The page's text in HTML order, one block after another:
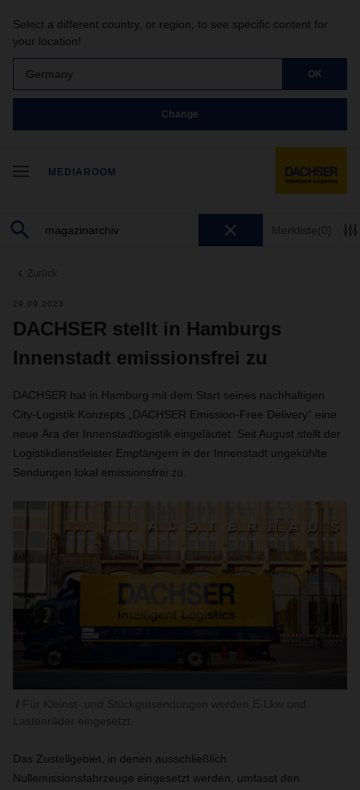
Select a different country, or region, to see specific content for
your location!
Germany OK
Change
MEDIAROOM
Merkliste(0)
Zurück
29.09.2023
DACHSER stellt in Hamburgs
Innenstadt emissionsfrei zu
DACHSER hat in Hamburg mit dem Start seines nachhaltigen
City-Logistik Konzepts „DACHSER Emission-Free Delivery“ eine
neue Ära der Innenstadtlogistik eingeläutet. Seit August stellt der
Logistikdienstleister Empfängern in der Innenstadt ungekühlte
Sendungen lokal emissionsfrei zu.
Das Zustellgebiet, in denen ausschließlich
Nullemissionsfahrzeuge eingesetzt werden, umfasst den